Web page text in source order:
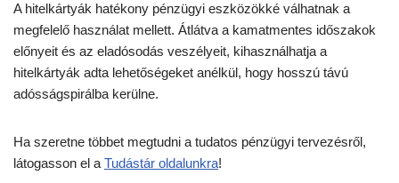
A hitelkártyák hatékony pénzügyi eszközökké válhatnak a
megfelelő használat mellett. Átlátva a kamatmentes időszakok
előnyeit és az eladósodás veszélyeit, kihasználhatja a
hitelkártyák adta lehetőségeket anélkül, hogy hosszú távú
adósságspirálba kerülne.
Ha szeretne többet megtudni a tudatos pénzügyi tervezésről,
látogasson el a Tudástár oldalunkra!